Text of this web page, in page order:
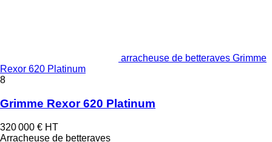
arracheuse de betteraves Grimme
Rexor 620 Platinum
8
Grimme Rexor 620 Platinum
320 000 € HT
Arracheuse de betteraves